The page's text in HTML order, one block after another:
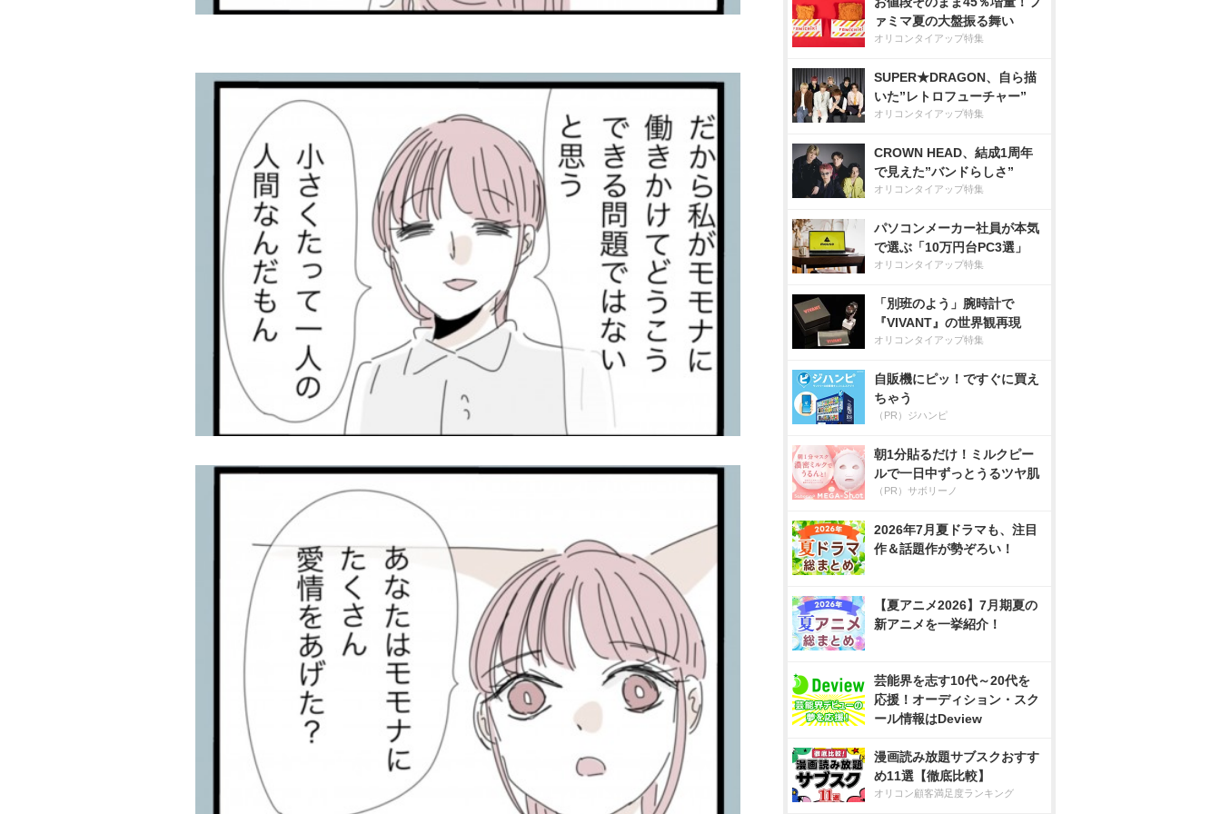
ァミマ夏の大盤振る舞い
オリコンタイアップ特集
SUPER★DRAGON、自ら描
いた”レトロフューチャー”
オリコンタイアップ特集
CROWN HEAD、結成1周年
で見えた”バンドらしさ”
オリコンタイアップ特集
パソコンメーカー社員が本気
で選ぶ「10万円台PC3選」
オリコンタイアップ特集
「別班のよう」腕時計で
『VIVANT』の世界観再現
オリコンタイアップ特集
自販機にピッ！ですぐに買え
ちゃう
（PR）ジハンピ
朝1分貼るだけ！ミルクピー
ルで一日中ずっとうるツヤ肌
（PR）サボリーノ
2026年7月夏ドラマも、注目
作＆話題作が勢ぞろい！
【夏アニメ2026】7月期夏の
新アニメを一挙紹介！
芸能界を志す10代～20代を
応援！オーディション・スク
ール情報はDeview
漫画読み放題サブスクおすす
め11選【徹底比較】
オリコン顧客満足度ランキング